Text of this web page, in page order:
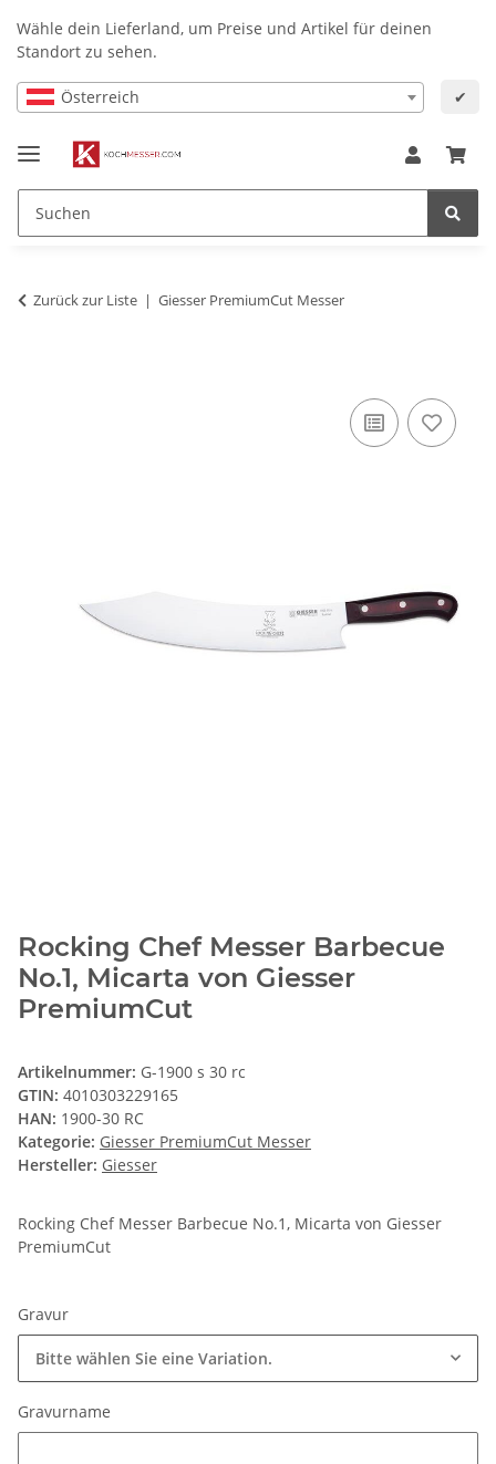
Wähle dein Lieferland, um Preise und Artikel für deinen
Standort zu sehen.
Österreich ✔
Zurück zur Liste Giesser PremiumCut Messer
Rocking Chef Messer Barbecue
No.1, Micarta von Giesser
PremiumCut
Artikelnummer: G-1900 s 30 rc
GTIN: 4010303229165
HAN: 1900-30 RC
Kategorie: Giesser PremiumCut Messer
Hersteller: Giesser
Rocking Chef Messer Barbecue No.1, Micarta von Giesser
PremiumCut
Gravur
Bitte wählen Sie eine Variation.
Gravurname